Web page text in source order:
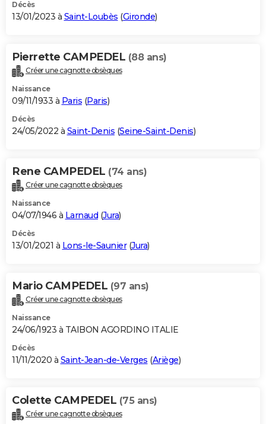
Décès
13/01/2023 à Saint-Loubès (Gironde)
Pierrette CAMPEDEL (88 ans)
Créer une cagnotte obsèques
Naissance
09/11/1933 à Paris (Paris)
Décès
24/05/2022 à Saint-Denis (Seine-Saint-Denis)
Rene CAMPEDEL (74 ans)
Créer une cagnotte obsèques
Naissance
04/07/1946 à Larnaud (Jura)
Décès
13/01/2021 à Lons-le-Saunier(Jura)
Mario CAMPEDEL (97 ans)
Créer une cagnotte obsèques
Naissance
24/06/1923 à TAIBON AGORDINO ITALIE
Décès
11/11/2020 à Saint-Jean-de-Verges (Ariège)
Colette CAMPEDEL (75 ans)
Créer une cagnotte obsèques